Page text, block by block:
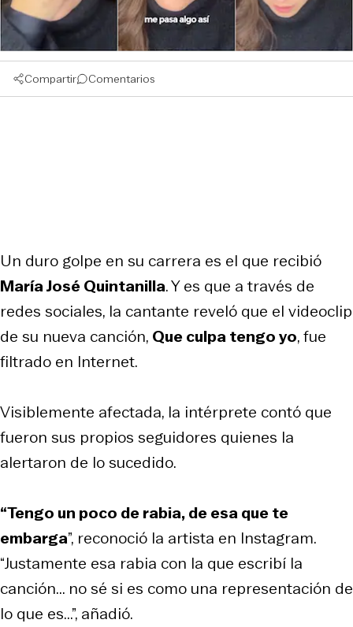
Compartir Comentarios
Un duro golpe en su carrera es el que recibió
María José Quintanilla. Y es que a través de
redes sociales, la cantante reveló que el videoclip
de su nueva canción, Que culpa tengo yo, fue
filtrado en Internet.
Visiblemente afectada, la intérprete contó que
fueron sus propios seguidores quienes la
alertaron de lo sucedido.
“Tengo un poco de rabia, de esa que te
embarga”, reconoció la artista en Instagram.
“Justamente esa rabia con la que escribí la
canción... no sé si es como una representación de
lo que es...”, añadió.